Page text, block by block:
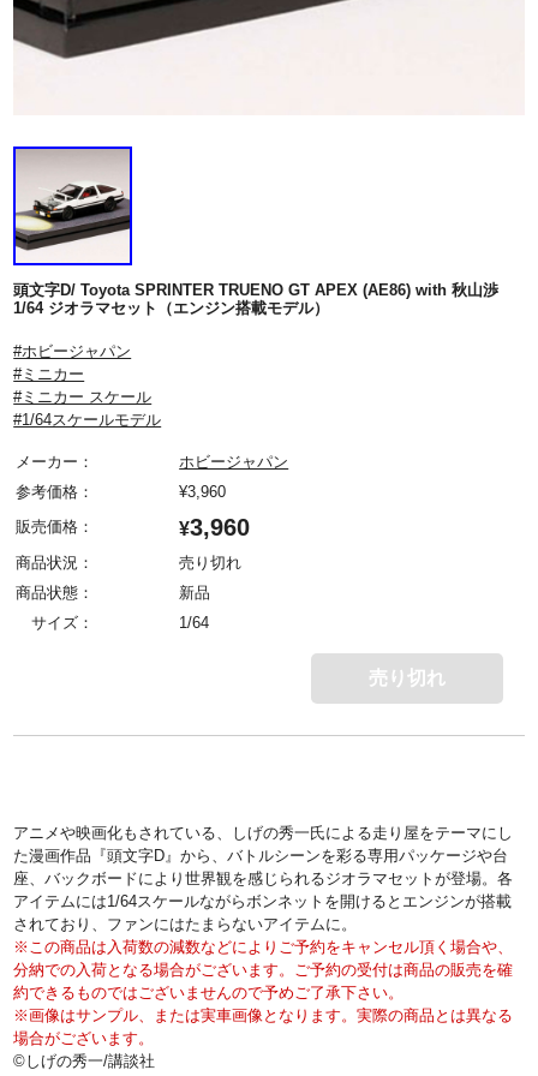
頭文字D/ Toyota SPRINTER TRUENO GT APEX (AE86) with 秋山渉
1/64 ジオラマセット（エンジン搭載モデル）
#ホビージャパン
#ミニカー
#ミニカー スケール
#1/64スケールモデル
メーカー：
ホビージャパン
参考価格：
¥3,960
販売価格：
¥3,960
商品状況：
売り切れ
商品状態：
新品
サイズ：
1/64
売り切れ
アニメや映画化もされている、しげの秀一氏による走り屋をテーマにし
た漫画作品『頭文字D』から、バトルシーンを彩る専用パッケージや台
座、バックボードにより世界観を感じられるジオラマセットが登場。各
アイテムには1/64スケールながらボンネットを開けるとエンジンが搭載
されており、ファンにはたまらないアイテムに。
※この商品は入荷数の減数などによりご予約をキャンセル頂く場合や、
分納での入荷となる場合がございます。ご予約の受付は商品の販売を確
約できるものではございませんので予めご了承下さい。
※画像はサンプル、または実車画像となります。実際の商品とは異なる
場合がございます。
©しげの秀一/講談社